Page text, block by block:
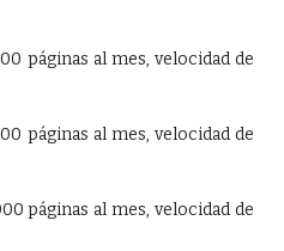
páginas al mes, velocidad de
páginas al mes, velocidad de
páginas al mes, velocidad de